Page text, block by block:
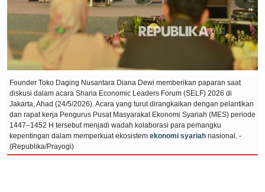
Founder Toko Daging Nusantara Diana Dewi memberikan paparan saat
diskusi dalam acara Sharia Economic Leaders Forum (SELF) 2026 di
Jakarta, Ahad (24/5/2026). Acara yang turut dirangkaikan dengan pelantikan
dan rapat kerja Pengurus Pusat Masyarakat Ekonomi Syariah (MES) periode
1447–1452 H tersebut menjadi wadah kolaborasi para pemangku
kepentingan dalam memperkuat ekosistem ekonomi syariah nasional. -
(Republika/Prayogi)